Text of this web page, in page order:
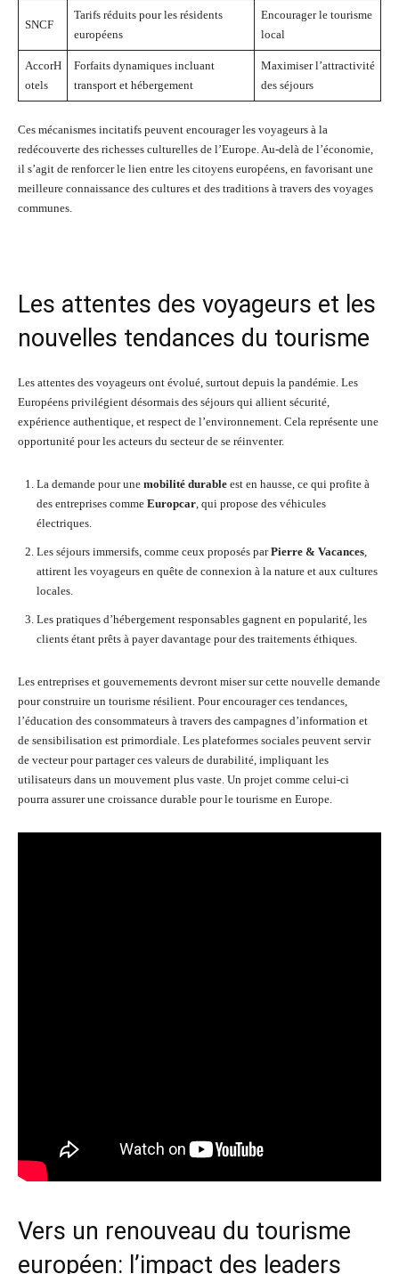
SNCF
Tarifs réduits pour les résidents
européens
Encourager le tourisme
local
AccorH
otels
Forfaits dynamiques incluant
transport et hébergement
Maximiser l’attractivité
des séjours
Ces mécanismes incitatifs peuvent encourager les voyageurs à la
redécouverte des richesses culturelles de l’Europe. Au-delà de l’économie,
il s’agit de renforcer le lien entre les citoyens européens, en favorisant une
meilleure connaissance des cultures et des traditions à travers des voyages
communes.
Les attentes des voyageurs et les
nouvelles tendances du tourisme
Les attentes des voyageurs ont évolué, surtout depuis la pandémie. Les
Européens privilégient désormais des séjours qui allient sécurité,
expérience authentique, et respect de l’environnement. Cela représente une
opportunité pour les acteurs du secteur de se réinventer.
La demande pour une mobilité durable est en hausse, ce qui profite à
des entreprises comme Europcar, qui propose des véhicules
électriques.
Les séjours immersifs, comme ceux proposés parPierre & Vacances,
attirent les voyageurs en quête de connexion à la nature et aux cultures
locales.
Les pratiques d’hébergement responsables gagnent en popularité, les
clients étant prêts à payer davantage pour des traitements éthiques.
Les entreprises et gouvernements devront miser sur cette nouvelle demande
pour construire un tourisme résilient. Pour encourager ces tendances,
l’éducation des consommateurs à travers des campagnes d’information et
de sensibilisation est primordiale. Les plateformes sociales peuvent servir
de vecteur pour partager ces valeurs de durabilité, impliquant les
utilisateurs dans un mouvement plus vaste. Un projet comme celui-ci
pourra assurer une croissance durable pour le tourisme en Europe.
Vers un renouveau du tourisme
européen: l’impact des leaders